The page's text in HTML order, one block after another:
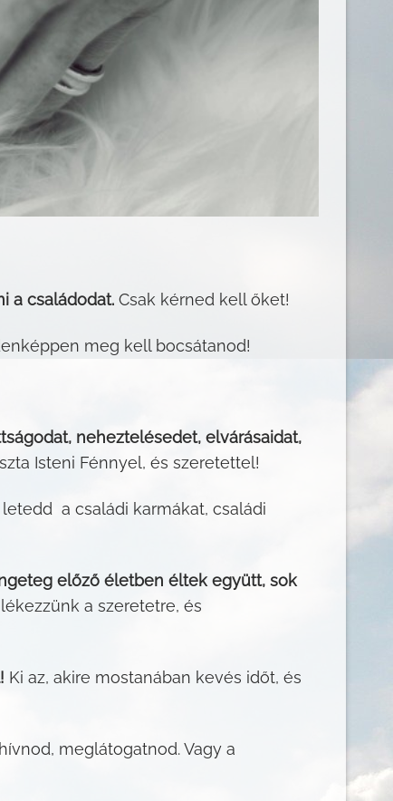
a családodat. Csak kérned kell őket!
meg kell bocsátanod!
neheztelésedet, elvárásaidat,
Isteni Fénnyel, és szeretettel!
a családi karmákat, családi
előző életben éltek együtt, sok
a szeretetre, és
Ki az, akire mostanában kevés időt, és
meglátogatnod. Vagy a